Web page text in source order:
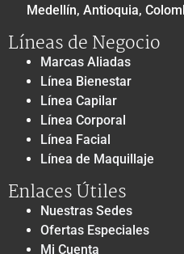
Medellín, Antioquia,
Líneas de Negocio
Marcas Aliadas
Línea Bienestar
Línea Capilar
Línea Corporal
Línea Facial
Línea de Maquillaje
Enlaces Útiles
Nuestras Sedes
Ofertas Especiales
Mi Cuenta